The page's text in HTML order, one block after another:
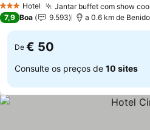
3 EstrelasHotel Jantar buffet com show
7,9 Boa 9.593 a 0.6 km de
De € 50
Consulte os preços de 10 sites